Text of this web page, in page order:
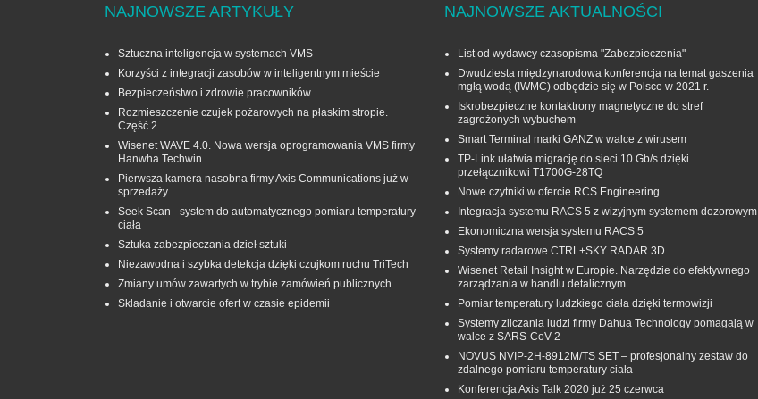
NAJNOWSZE ARTYKUŁY
Sztuczna inteligencja w systemach VMS
Korzyści z integracji zasobów w inteligentnym mieście
Bezpieczeństwo i zdrowie pracowników
Rozmieszczenie czujek pożarowych na płaskim stropie.
Część 2
Wisenet WAVE 4.0. Nowa wersja oprogramowania VMS firmy
Hanwha Techwin
Pierwsza kamera nasobna firmy Axis Communications już w
sprzedaży
Seek Scan - system do automatycznego pomiaru temperatury
ciała
Sztuka zabezpieczania dzieł sztuki
Niezawodna i szybka detekcja dzięki czujkom ruchu TriTech
Zmiany umów zawartych w trybie zamówień publicznych
Składanie i otwarcie ofert w czasie epidemii
NAJNOWSZE AKTUALNOŚCI
List od wydawcy czasopisma "Zabezpieczenia"
Dwudziesta międzynarodowa konferencja na temat gaszenia
mgłą wodą (IWMC) odbędzie się w Polsce w 2021 r.
Iskrobezpieczne kontaktrony magnetyczne do stref
zagrożonych wybuchem
Smart Terminal marki GANZ w walce z wirusem
TP-Link ułatwia migrację do sieci 10 Gb/s dzięki
przełącznikowi T1700G‑28TQ
Nowe czytniki w ofercie RCS Engineering
Integracja systemu RACS 5 z wizyjnym systemem dozorowym
Ekonomiczna wersja systemu RACS 5
Systemy radarowe CTRL+SKY RADAR 3D
Wisenet Retail Insight w Europie. Narzędzie do efektywnego
zarządzania w handlu detalicznym
Pomiar temperatury ludzkiego ciała dzięki termowizji
Systemy zliczania ludzi firmy Dahua Technology pomagają w
walce z SARS-CoV-2
NOVUS NVIP-2H-8912M/TS SET – profesjonalny zestaw do
zdalnego pomiaru temperatury ciała
Konferencja Axis Talk 2020 już 25 czerwca